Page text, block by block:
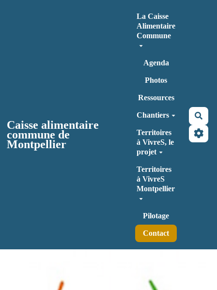
Caisse alimentaire
commune de
Montpellier
La Caisse
Alimentaire
Commune
Agenda
Photos
Ressources
Chantiers
Territoires
à VivreS, le
projet
Territoires
à VivreS
Montpellier
Pilotage
Contact